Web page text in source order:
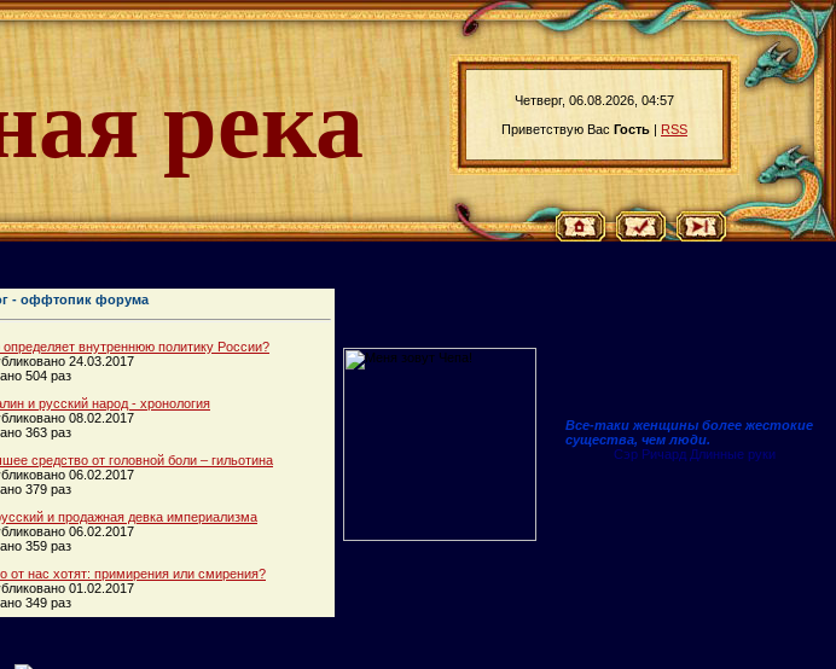
Четверг, 06.08.2026, 04:57
Приветствую Вас Гость | RSS
река
- оффтопик форума
определяет внутреннюю политику России?
24.03.2017
504 раз
и русский народ - хронология
08.02.2017
363 раз
средство от головной боли – гильотина
06.02.2017
379 раз
и продажная девка империализма
06.02.2017
359 раз
от нас хотят: примирения или смирения?
01.02.2017
349 раз
Все-таки женщины более жестокие
существа, чем люди.
Сэр Ричард Длинные руки